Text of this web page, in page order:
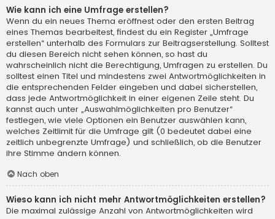
Wie kann ich eine Umfrage erstellen?
Wenn du ein neues Thema eröffnest oder den ersten Beitrag
eines Themas bearbeitest, findest du ein Register „Umfrage
erstellen“ unterhalb des Formulars zur Beitragserstellung. Solltest
du diesen Bereich nicht sehen können, so hast du
wahrscheinlich nicht die Berechtigung, Umfragen zu erstellen. Du
solltest einen Titel und mindestens zwei Antwortmöglichkeiten in
die entsprechenden Felder eingeben und dabei sicherstellen,
dass jede Antwortmöglichkeit in einer eigenen Zeile steht. Du
kannst auch unter „Auswahlmöglichkeiten pro Benutzer“
festlegen, wie viele Optionen ein Benutzer auswählen kann,
welches Zeitlimit für die Umfrage gilt (0 bedeutet dabei eine
zeitlich unbegrenzte Umfrage) und schließlich, ob die Benutzer
ihre Stimme ändern können.
Nach oben
Wieso kann ich nicht mehr Antwortmöglichkeiten erstellen?
Die maximal zulässige Anzahl von Antwortmöglichkeiten wird